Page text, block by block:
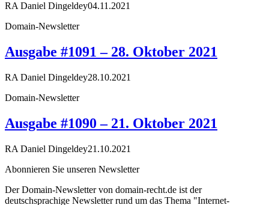
RA Daniel Dingeldey04.11.2021
Domain-Newsletter
Ausgabe #1091 – 28. Oktober 2021
RA Daniel Dingeldey28.10.2021
Domain-Newsletter
Ausgabe #1090 – 21. Oktober 2021
RA Daniel Dingeldey21.10.2021
Abonnieren Sie unseren Newsletter
Der Domain-Newsletter von domain-recht.de ist der
deutschsprachige Newsletter rund um das Thema "Internet-